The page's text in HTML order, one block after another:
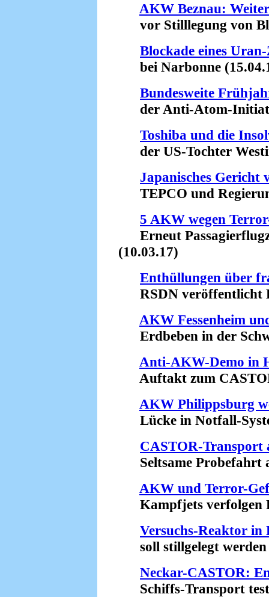
AKW Beznau:
vor Stilllegung von
Blockade eines
bei Narbonne
Bundesweite
der Anti-Atom-
Toshiba und die
der US-Tochter
Japanisches Gericht
TEPCO und
5 AKW wegen
Erneut
(10.03.17)
Enthüllungen über
RSDN veröffentlicht
AKW Fessenheim
Erdbeben in der
Anti-AKW-Demo in
Auftakt zum
AKW Philippsburg
Lücke in Notfall-
CASTOR-Transport
Seltsame Probefahrt
AKW und Terror-
Kampfjets verfolgen
Versuchs-Reaktor in
soll stillgelegt werden
Neckar-CASTOR:
Schiffs-Transport